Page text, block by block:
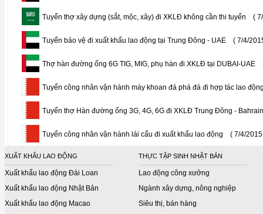
Tuyển thợ xây dựng (sắt, mộc, xây) đi XKLĐ không cần thi tuyển (
Tuyển bảo vệ đi xuất khẩu lao động tại Trung Đông - UAE ( 7/4/
Thợ hàn đường ống 6G TIG, MIG, phụ hàn đi XKLĐ tại DUBAI-UAE
Tuyển công nhân vận hành máy khoan đá phá đá đi hợp tác lao
Tuyển thợ Hàn đường ống 3G, 4G, 6G đi XKLĐ Trung Đông - Bahrain
Tuyển công nhân vận hành lái cẩu đi xuất khẩu lao động ( 7/4/
XUẤT KHẨU LAO ĐỘNG
Xuất khẩu lao động Đài Loan
Xuất khẩu lao động Nhật Bản
Xuất khẩu lao động Macao
THỰC TẬP SINH NHẬT BẢN
Lao động công xưởng
Ngành xây dựng, nông nghiệp
Siêu thị, bán hàng